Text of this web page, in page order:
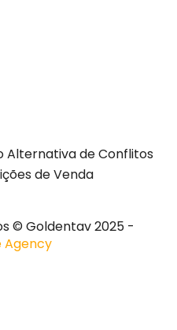
Alternativa de Conflitos
de Venda
© Goldentav 2025 -
Agency